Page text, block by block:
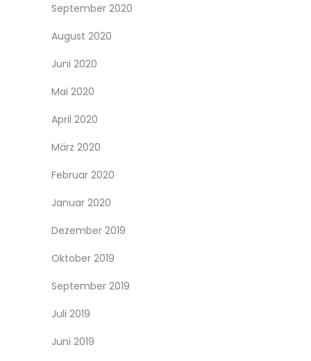
September 2020
August 2020
Juni 2020
Mai 2020
April 2020
März 2020
Februar 2020
Januar 2020
Dezember 2019
Oktober 2019
September 2019
Juli 2019
Juni 2019